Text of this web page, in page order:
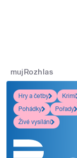
mujRozhlas
Hry a četby
Krimi
Pohádky
Pořady
Živé vysílání